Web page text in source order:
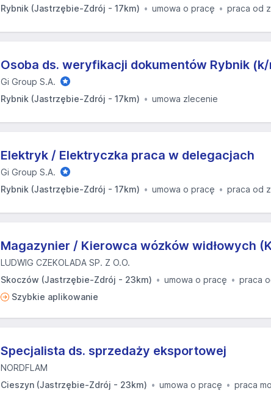
Rybnik (Jastrzębie-Zdrój - 17km)
umowa o pracę praca od
Osoba ds. weryfikacji dokumentów Rybnik
Gi Group S.A.
Rybnik (Jastrzębie-Zdrój - 17km)
umowa zlecenie
Elektryk / Elektryczka praca w delegacjach
Gi Group S.A.
Rybnik (Jastrzębie-Zdrój - 17km)
umowa o pracę praca od
Magazynier / Kierowca wózków widłowych
LUDWIG CZEKOLADA SP. Z O.O.
Skoczów (Jastrzębie-Zdrój - 23km)
umowa o pracę
praca
Szybkie aplikowanie
Specjalista ds. sprzedaży eksportowej
NORDFLAM
Cieszyn (Jastrzębie-Zdrój - 23km)
umowa o pracę
praca